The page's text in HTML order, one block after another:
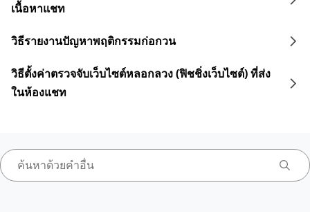
เนื้อหาแชท
วิธีรายงานปัญหาพฤติกรรมก่อกวน
วิธีตั้งค่าตรวจจับเว็บไซต์หลอกลวง (ฟิชชิ่งเว็บไซต์) ที่ส่ง
ในห้องแชท